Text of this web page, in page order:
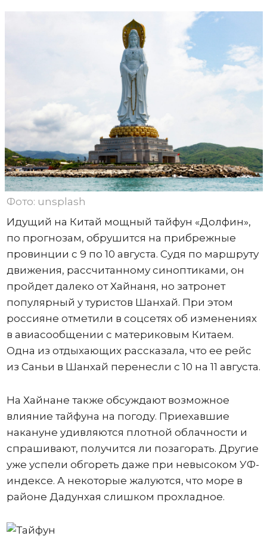
Фото: unsplash
Идущий на Китай мощный тайфун «Долфин»,
по прогнозам, обрушится на прибрежные
провинции с 9 по 10 августа. Судя по маршруту
движения, рассчитанному синоптиками, он
пройдет далеко от Хайнаня, но затронет
популярный у туристов Шанхай. При этом
россияне отметили в соцсетях об изменениях
в авиасообщении с материковым Китаем.
Одна из отдыхающих рассказала, что ее рейс
из Саньи в Шанхай перенесли с 10 на 11 августа.
На Хайнане также обсуждают возможное
влияние тайфуна на погоду. Приехавшие
накануне удивляются плотной облачности и
спрашивают, получится ли позагорать. Другие
уже успели обгореть даже при невысоком УФ-
индексе. А некоторые жалуются, что море в
районе Дадунхая слишком прохладное.